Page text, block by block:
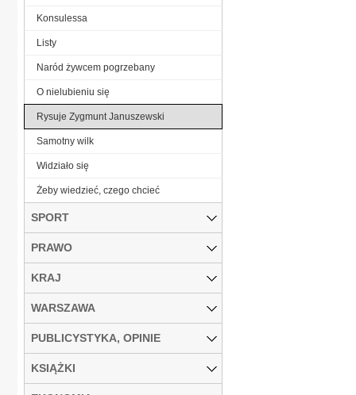
Konsulessa
Listy
Naród żywcem pogrzebany
O nielubieniu się
Rysuje Zygmunt Januszewski
Samotny wilk
Widziało się
Żeby wiedzieć, czego chcieć
SPORT
PRAWO
KRAJ
WARSZAWA
PUBLICYSTYKA, OPINIE
KSIĄŻKI